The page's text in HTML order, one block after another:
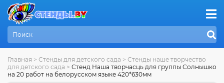
Главная > Стенды для детского сада > Стенды наше творчество
для детского сада > Стенд Наша творчасць для группы Солнышко
на 20 работ на белорусском языке 420*630мм